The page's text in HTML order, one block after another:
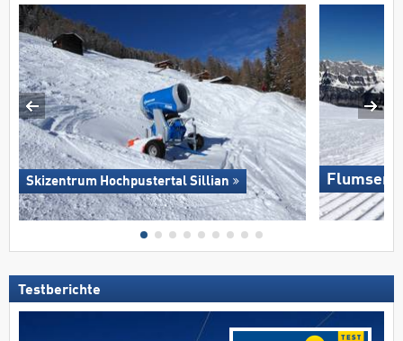
Skizentrum Hochpustertal Sillian
Testberichte